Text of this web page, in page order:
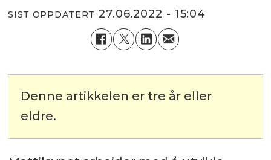
SIST OPPDATERT 27.06.2022 - 15:04
Denne artikkelen er tre år eller
eldre.